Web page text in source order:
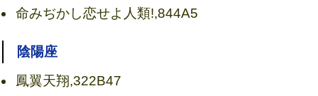
命みぢかし恋せよ人類!,844A5
陰陽座
鳳翼天翔,322B47